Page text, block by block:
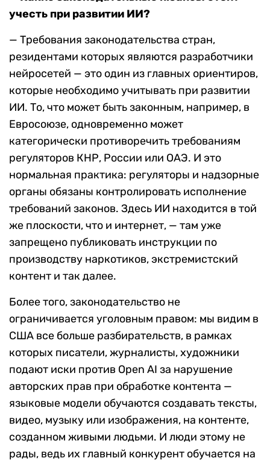
учесть при развитии ИИ?
— Требования законодательства стран,
резидентами которых являются разработчики
нейросетей — это один из главных ориентиров,
которые необходимо учитывать при развитии
ИИ. То, что может быть законным, например, в
Евросоюзе, одновременно может
категорически противоречить требованиям
регуляторов КНР, России или ОАЭ. И это
нормальная практика: регуляторы и надзорные
органы обязаны контролировать исполнение
требований законов. Здесь ИИ находится в той
же плоскости, что и интернет, — там уже
запрещено публиковать инструкции по
производству наркотиков, экстремистский
контент и так далее.
Более того, законодательство не
ограничивается уголовным правом: мы видим в
США все больше разбирательств, в рамках
которых писатели, журналисты, художники
подают иски против Open AI за нарушение
авторских прав при обработке контента —
языковые модели обучаются создавать тексты,
видео, музыку или изображения, на контенте,
созданном живыми людьми. И люди этому не
рады, ведь их главный конкурент обучается на